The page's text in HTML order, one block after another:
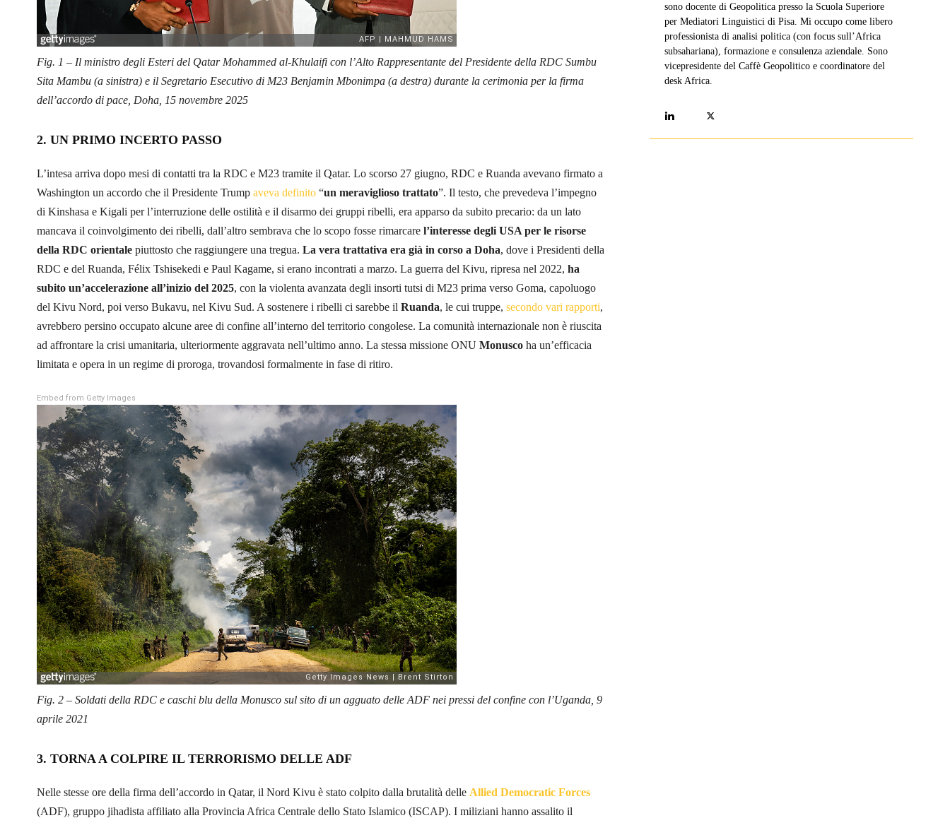
Fig. 1 – Il ministro degli Esteri del Qatar Mohammed al-Khulaifi con l’Alto Rappresentante del Presidente della RDC Sumbu
Sita Mambu (a sinistra) e il Segretario Esecutivo di M23 Benjamin Mbonimpa (a destra) durante la cerimonia per la firma
dell’accordo di pace, Doha, 15 novembre 2025
2. UN PRIMO INCERTO PASSO
L’intesa arriva dopo mesi di contatti tra la RDC e M23 tramite il Qatar. Lo scorso 27 giugno, RDC e Ruanda avevano firmato a
Washington un accordo che il Presidente Trump aveva definito “un meraviglioso trattato”. Il testo, che prevedeva l’impegno
di Kinshasa e Kigali per l’interruzione delle ostilità e il disarmo dei gruppi ribelli, era apparso da subito precario: da un lato
mancava il coinvolgimento dei ribelli, dall’altro sembrava che lo scopo fosse rimarcare l’interesse degli USA per le risorse
della RDC orientale piuttosto che raggiungere una tregua. La vera trattativa era già in corso a Doha, dove i Presidenti della
RDC e del Ruanda, Félix Tshisekedi e Paul Kagame, si erano incontrati a marzo. La guerra del Kivu, ripresa nel 2022, ha
subito un’accelerazione all’inizio del 2025, con la violenta avanzata degli insorti tutsi di M23 prima verso Goma, capoluogo
del Kivu Nord, poi verso Bukavu, nel Kivu Sud. A sostenere i ribelli ci sarebbe il Ruanda, le cui truppe, secondo vari rapporti,
avrebbero persino occupato alcune aree di confine all’interno del territorio congolese. La comunità internazionale non è riuscita
ad affrontare la crisi umanitaria, ulteriormente aggravata nell’ultimo anno. La stessa missione ONU Monusco ha un’efficacia
limitata e opera in un regime di proroga, trovandosi formalmente in fase di ritiro.
Embed from Getty Images
Fig. 2 – Soldati della RDC e caschi blu della Monusco sul sito di un agguato delle ADF nei pressi del confine con l’Uganda, 9
aprile 2021
3. TORNA A COLPIRE IL TERRORISMO DELLE ADF
Nelle stesse ore della firma dell’accordo in Qatar, il Nord Kivu è stato colpito dalla brutalità delle Allied Democratic Forces
(ADF), gruppo jihadista affiliato alla Provincia Africa Centrale dello Stato Islamico (ISCAP). I miliziani hanno assalito il
sono docente di Geopolitica presso la Scuola Superiore
per Mediatori Linguistici di Pisa. Mi occupo come libero
professionista di analisi politica (con focus sull’Africa
subsahariana), formazione e consulenza aziendale. Sono
vicepresidente del Caffè Geopolitico e coordinatore del
desk Africa.